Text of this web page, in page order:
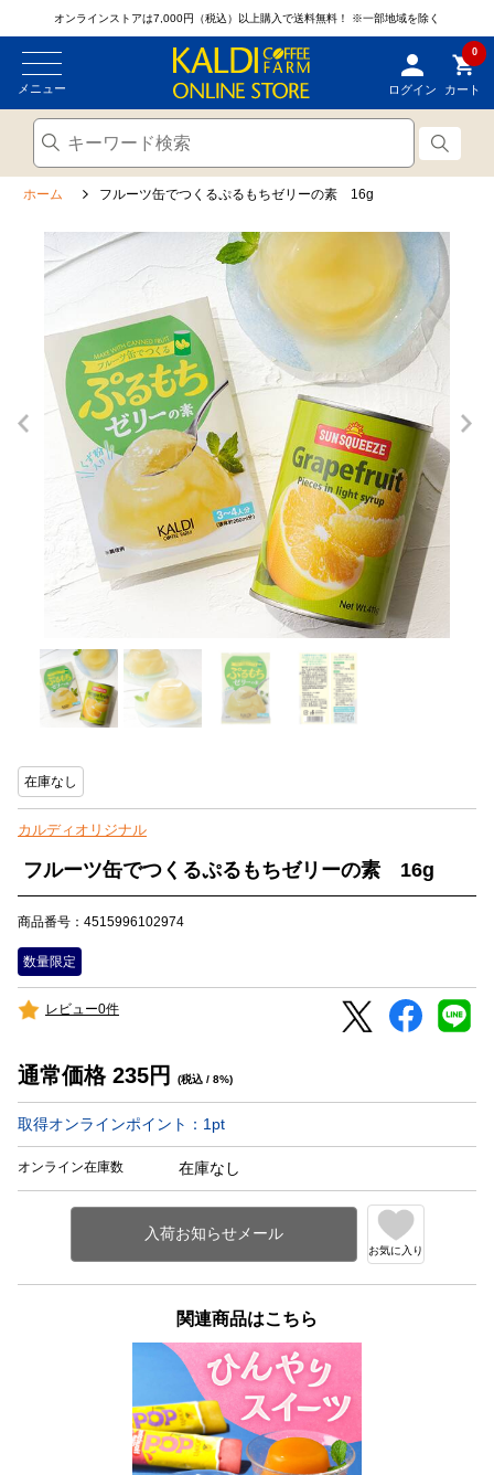
オンラインストアは7,000円（税込）以上購入で送料無料！ ※一部地域を除く
メニュー ログイン
0
カート
ホーム フルーツ缶でつくるぷるもちゼリーの素 16g
在庫なし
カルディオリジナル
フルーツ缶でつくるぷるもちゼリーの素 16g
商品番号：4515996102974
数量限定
レビュー0件
通常価格 235円 (税込 / 8%)
取得オンラインポイント： 1 pt
オンライン在庫数 在庫なし
お気に入り
関連商品はこちら